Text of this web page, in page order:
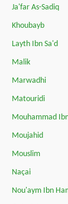
Ja'far As-Sadiq
Khoubayb
Layth Ibn Sa'd
Malik
Marwadhi
Matouridi
Mouhammad
Moujahid
Mouslim
Naçai
Nou'aym Ibn